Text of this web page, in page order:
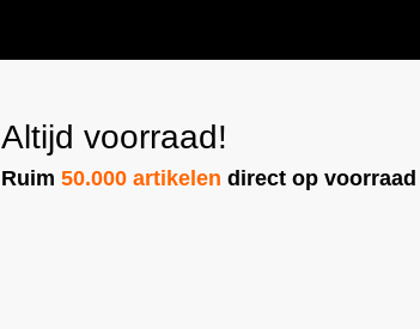
Altijd voorraad!
Ruim50.000 artikelen direct op voorraad